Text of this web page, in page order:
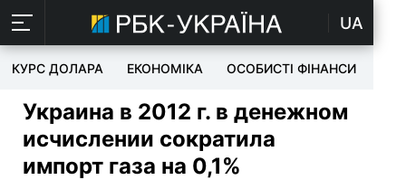
UA
КУРС ДОЛАРА ЕКОНОМІКА ОСОБИСТІ ФІНАНСИ
Украина в 2012 г. в денежном
исчислении сократила
импорт газа на 0,1%